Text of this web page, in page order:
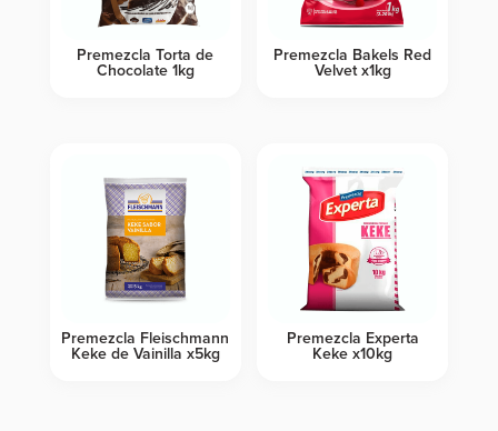
Premezcla Torta de
Chocolate 1kg
Premezcla Bakels Red
Velvet x1kg
Premezcla Fleischmann
Keke de Vainilla x5kg
Premezcla Experta
Keke x10kg